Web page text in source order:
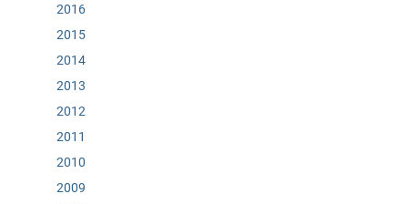
2016
2015
2014
2013
2012
2011
2010
2009